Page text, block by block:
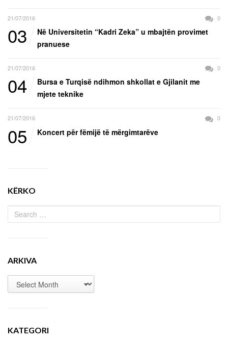
21/07/2016 0
03
Në Universitetin “Kadri Zeka” u mbajtën provimet
pranuese
21/07/2016 0
04
Bursa e Turqisë ndihmon shkollat e Gjilanit me
mjete teknike
21/07/2016 0
05 Koncert për fëmijë të mërgimtarëve
KËRKO
ARKIVA
KATEGORI